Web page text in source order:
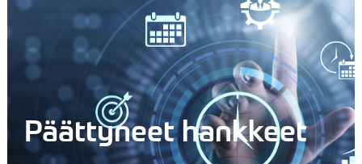
Päättyneet hankkeet